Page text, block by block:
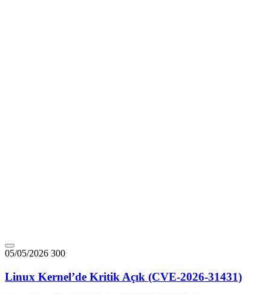
05/05/2026 300
Linux Kernel’de Kritik Açık (CVE-2026-31431)